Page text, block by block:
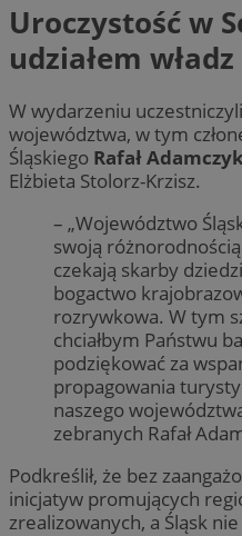
Uroczystość w
udziałem
W wydarzeniu
województwa, w tym
Śląskiego Rafał Adamczyk
Elżbieta Stolorz-Krzisz.
– „Województwo
swoją
czekają skarby
bogactwo
rozrywkowa. W tym
chciałbym Państwu
podziękować za
propagowania
naszego
zebranych Rafał
Podkreślił, że bez
inicjatyw promujących
zrealizowanych, a Śląsk